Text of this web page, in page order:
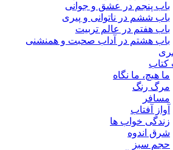
باب پنجم در عشق و جوانى
باب ششم در ناتوانى و پیرى
باب هفتم در عالم تربیت
باب هشتم در آداب صحبت و همنشنى
ما هیچ، ما نگاه
مرگ رنگ
مسافر
آواز آفتاب
زندگی خواب ها
شرق اندوه
حجم سبز